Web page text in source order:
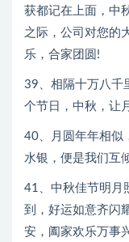
获都记在上面，中
之际，公司对您的
乐，合家团圆!
39、相隔十万八千
个节日，中秋，让
40、月圆年年相似
水银，便是我们互
41、中秋佳节明月
到，好运如意齐闪
安，阖家欢乐万事